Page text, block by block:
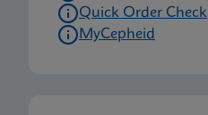
Quick Order Check
MyCepheid